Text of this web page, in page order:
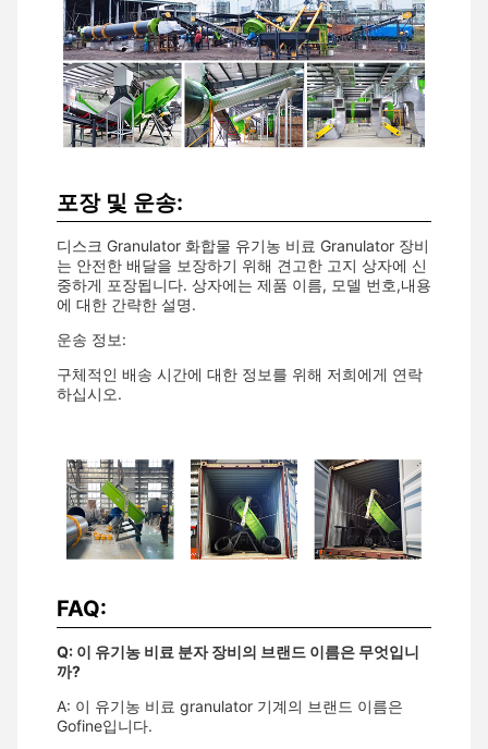
포장 및 운송:
디스크 Granulator 화합물 유기농 비료 Granulator 장비
는 안전한 배달을 보장하기 위해 견고한 고지 상자에 신
중하게 포장됩니다. 상자에는 제품 이름, 모델 번호,내용
에 대한 간략한 설명.
운송 정보:
구체적인 배송 시간에 대한 정보를 위해 저희에게 연락
하십시오.
FAQ:
Q: 이 유기농 비료 분자 장비의 브랜드 이름은 무엇입니
까?
A: 이 유기농 비료 granulator 기계의 브랜드 이름은
Gofine입니다.